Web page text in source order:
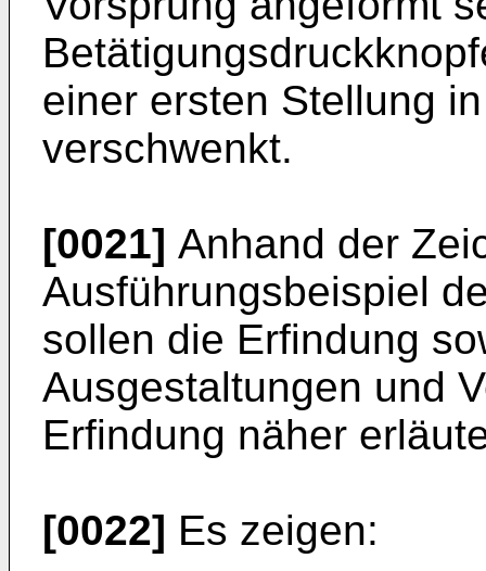
einer ersten Stellung
verschwenkt.
[0021] Anhand der
Ausführungsbeispiel
sollen die Erfindung
Ausgestaltungen und
Erfindung näher
[0022] Es zeigen: